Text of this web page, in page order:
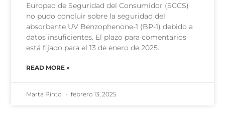
Europeo de Seguridad del Consumidor (SCCS)
no pudo concluir sobre la seguridad del
absorbente UV Benzophenone-1 (BP-1) debido a
datos insuficientes. El plazo para comentarios
está fijado para el 13 de enero de 2025.
READ MORE »
Marta Pinto febrero 13, 2025